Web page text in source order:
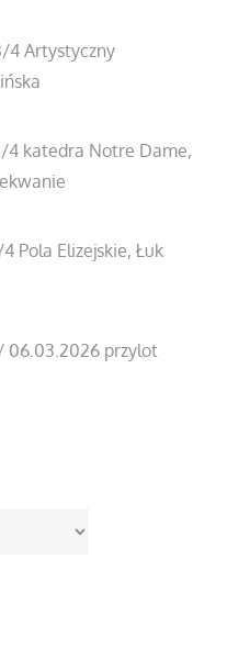
4 Artystyczny
4 katedra Notre Dame,
Pola Elizejskie, Łuk
06.03.2026 przylot